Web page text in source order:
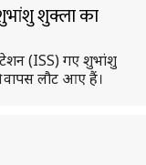
शुक्ला का
(ISS) गए शुभांशु
वापस लौट आए हैं।